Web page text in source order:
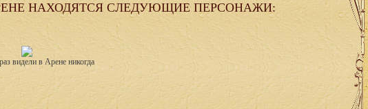
НАХОДЯТСЯ СЛЕДУЮЩИЕ ПЕРСОНАЖИ:
видели в Арене никогда